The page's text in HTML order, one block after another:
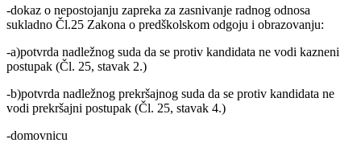
-dokaz o nepostojanju zapreka za zasnivanje radnog odnosa
sukladno Čl.25 Zakona o predškolskom odgoju i obrazovanju:
-a)potvrda nadležnog suda da se protiv kandidata ne vodi kazneni
postupak (Čl. 25, stavak 2.)
-b)potvrda nadležnog prekršajnog suda da se protiv kandidata ne
vodi prekršajni postupak (Čl. 25, stavak 4.)
-domovnicu